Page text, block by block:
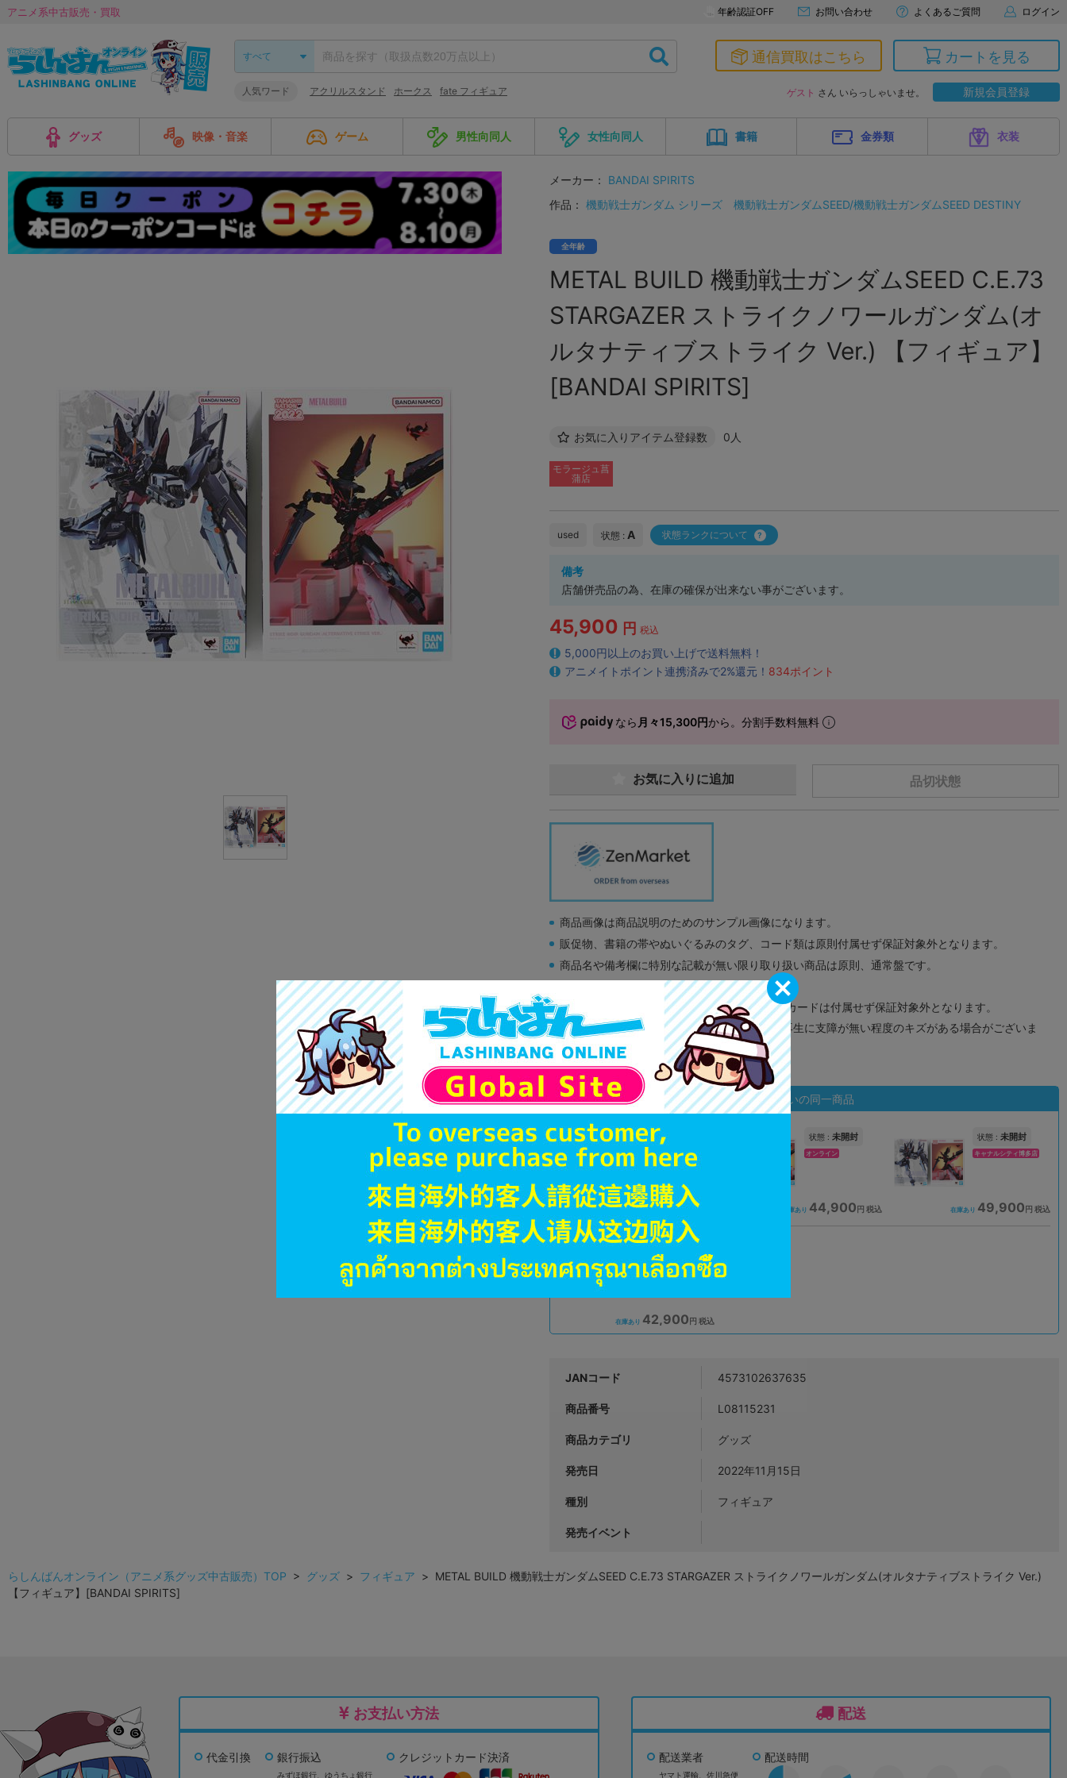
アニメ系中古販売・買取 年齢認証OFF お問い合わせ よくあるご質問 ログイン
人気ワード アクリルスタンド ホークス fate フィギュア
通信買取はこちら カートを見る
ゲスト さん いらっしゃいませ。 新規会員登録
グッズ 映像・音楽 ゲーム 男性向同人 女性向同人 書籍 金券類 衣装
メーカー：
BANDAI SPIRITS
作品： 機動戦士ガンダム シリーズ 機動戦士ガンダムSEED/機動戦士ガンダムSEED DESTINY
全年齢
METAL BUILD 機動戦士ガンダムSEED C.E.73
STARGAZER ストライクノワールガンダム(オ
ルタナティブストライク Ver.) 【フィギュア】
[BANDAI SPIRITS]
お気に入りアイテム登録数 0人
モラージュ菖
蒲店
used 状態 : A 状態ランクについて
備考
店舗併売品の為、在庫の確保が出来ない事がございます。
45,900 円 税込
5,000円以上のお買い上げで送料無料！
アニメイトポイント連携済みで2%還元！ 834ポイント
なら 月々15,300円から。分割手数料無料
品切状態
お気に入りに追加
商品画像は商品説明のためのサンプル画像になります。
販促物、書籍の帯やぬいぐるみのタグ、コード類は原則付属せず保証対象外となります。
商品名や備考欄に特別な記載が無い限り取り扱い商品は原則、通常盤です。
「電池」は原則として保証対象外となります。
ゲーム機本体には、SDカードなどのメモリーカードは付属せず保証対象外となります。
ディスク類の読み取り面のキズに関しまして再生に支障が無い程度のキズがある場合がございま
す。
※詳細につきましてはコチラ
状態違いの同一商品
状態 :A
オンライン
品切状態 43,900円 税込
状態 : 未開封
オンライン
在庫あり 44,900 円 税込
状態 : 未開封
キャナルシティ博多店
在庫あり 49,900 円 税込
状態 :A
宇都宮店
在庫あり 42,900円 税込
JANコード 4573102637635
商品番号 L08115231
商品カテゴリ グッズ
発売日 2022年11月15日
種別 フィギュア
発売イベント
らしんばんオンライン（アニメ系グッズ中古販売）TOP > グッズ > フィギュア > METAL BUILD 機動戦士ガンダムSEED C.E.73 STARGAZER ストライクノワールガンダム(オルタナティブストライク Ver.)
【フィギュア】[BANDAI SPIRITS]
お支払い方法
代金引換 銀行振込
みずほ銀行、 ゆうちょ銀行
クレジットカード決済
配送
配送業者
ヤマト運輸、佐川急便
配送時間